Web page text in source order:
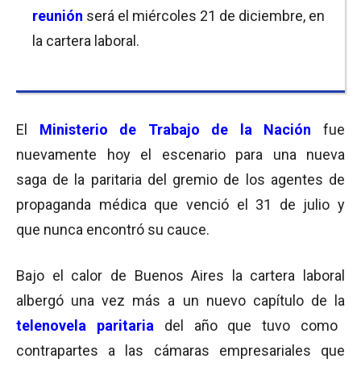
reunión será el miércoles 21 de diciembre, en
la cartera laboral.
El Ministerio de Trabajo de la Nación
fue
nuevamente hoy el escenario para una nueva
saga de la paritaria del gremio de los agentes de
propaganda médica que venció el 31 de julio y
que nunca encontró su cauce.
Bajo el calor de Buenos Aires la cartera laboral
albergó una vez más a un nuevo capítulo de la
telenovela
paritaria del año que tuvo como
contrapartes a las cámaras empresariales que